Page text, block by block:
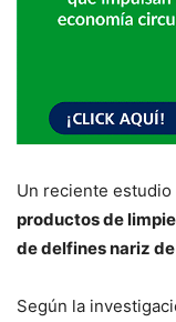
Un reciente
productos de
de delfines nariz
Según la